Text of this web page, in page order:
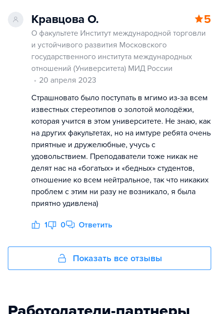
Кравцова О. 5
О факультете Институт международной торговли
и устойчивого развития Московского
государственного института международных
отношений (Университета) МИД России
20 апреля 2023
Страшновато было поступать в мгимо из-за всем
известных стереотипов о золотой молодёжи,
которая учится в этом университете. Не знаю, как
на других факультетах, но на имтуре ребята очень
приятные и дружелюбные, учусь с
удовольствием. Преподаватели тоже никак не
делят нас на «богатых» и «бедных» студентов,
отношение ко всем нейтральное, так что никаких
проблем с этим ни разу не возникало, я была
приятно удивлена)
1 0 Ответить
Показать все отзывы